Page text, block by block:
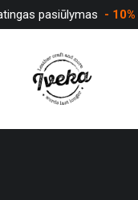
pasiūlymas - 10%